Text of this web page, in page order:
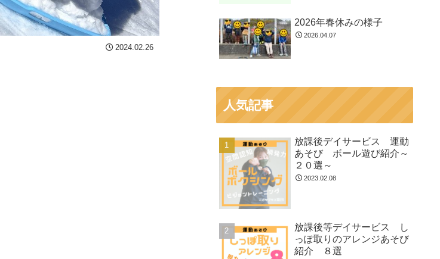
2024.02.26
2026年春休みの様子
2026.04.07
人気記事
放課後デイサービス 運動
あそび ボール遊び紹介～
２０選～
2023.02.08
放課後等デイサービス し
っぽ取りのアレンジあそび
紹介 ８選